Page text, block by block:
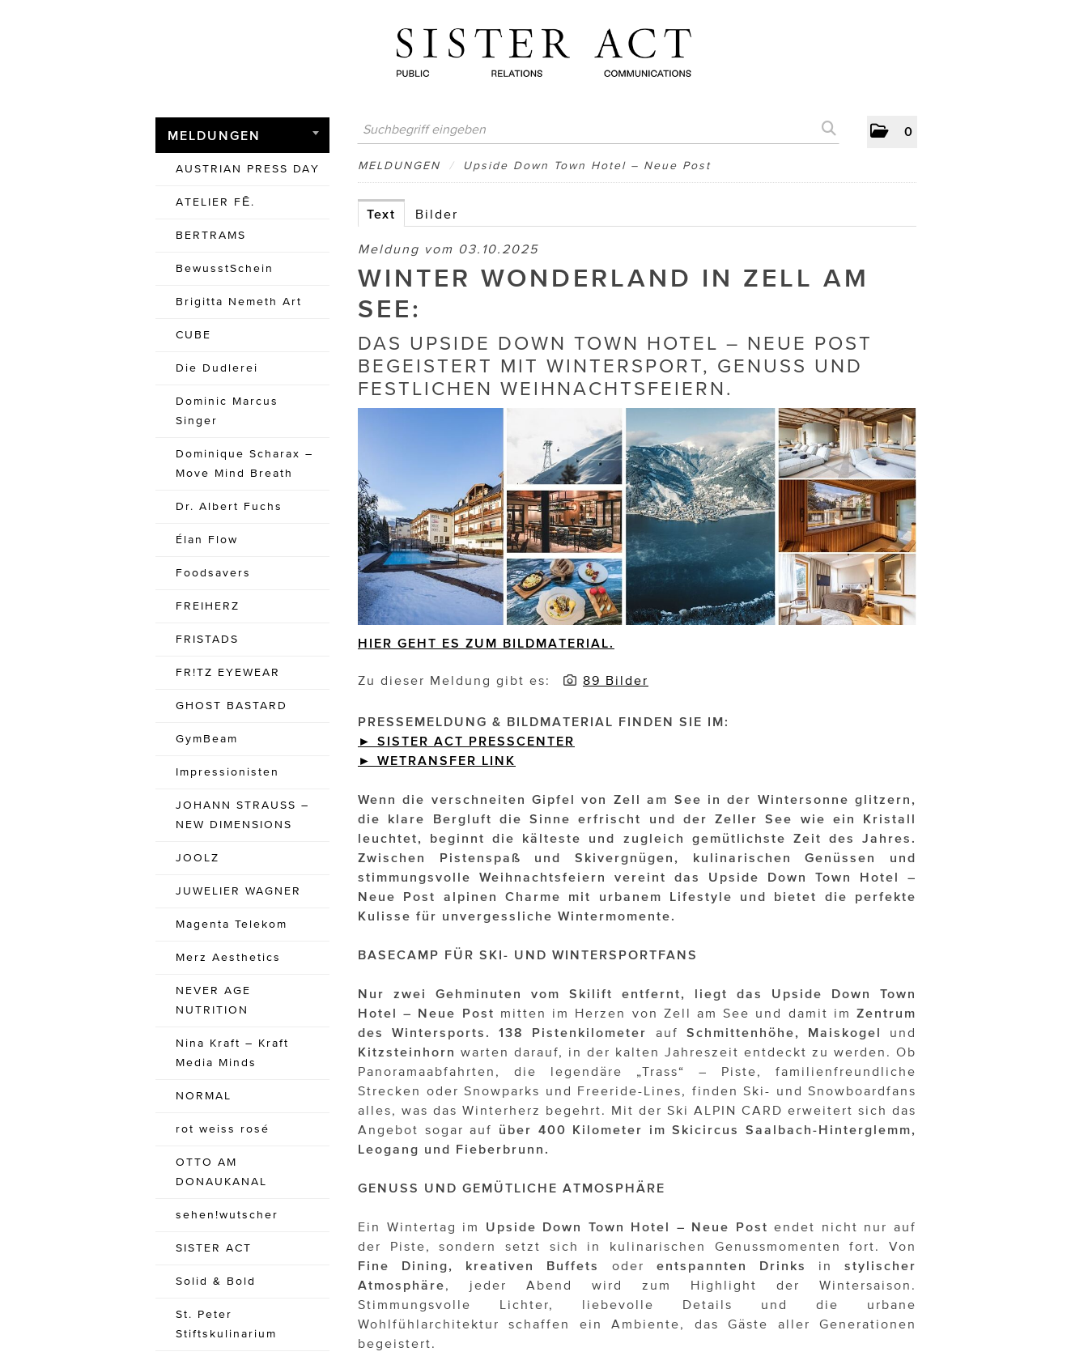
0
MELDUNGEN
AUSTRIAN PRESS DAY
ATELIER FĒ.
BERTRAMS
BewusstSchein
Brigitta Nemeth Art
CUBE
Die Dudlerei
Dominic Marcus
Singer
Dominique Scharax –
Move Mind Breath
Dr. Albert Fuchs
Élan Flow
Foodsavers
FREIHERZ
FRISTADS
FR!TZ EYEWEAR
GHOST BASTARD
GymBeam
Impressionisten
JOHANN STRAUSS –
NEW DIMENSIONS
JOOLZ
JUWELIER WAGNER
Magenta Telekom
Merz Aesthetics
NEVER AGE
NUTRITION
Nina Kraft – Kraft
Media Minds
NORMAL
rot weiss rosé
OTTO AM
DONAUKANAL
sehen!wutscher
SISTER ACT
Solid & Bold
St. Peter
Stiftskulinarium
MELDUNGEN / Upside Down Town Hotel – Neue Post
Text Bilder
Meldung vom 03.10.2025
WINTER WONDERLAND IN ZELL AM
SEE:
DAS UPSIDE DOWN TOWN HOTEL – NEUE POST
BEGEISTERT MIT WINTERSPORT, GENUSS UND
FESTLICHEN WEIHNACHTSFEIERN.
HIER GEHT ES ZUM BILDMATERIAL.
Zu dieser Meldung gibt es: 89 Bilder
PRESSEMELDUNG & BILDMATERIAL FINDEN SIE IM:
► SISTER ACT PRESSCENTER
► WETRANSFER LINK
Wenn die verschneiten Gipfel von Zell am See in der Wintersonne glitzern,
die klare Bergluft die Sinne erfrischt und der Zeller See wie ein Kristall
leuchtet, beginnt die kälteste und zugleich gemütlichste Zeit des Jahres.
Zwischen Pistenspaß und Skivergnügen, kulinarischen Genüssen und
stimmungsvolle Weihnachtsfeiern vereint das Upside Down Town Hotel –
Neue Post alpinen Charme mit urbanem Lifestyle und bietet die perfekte
Kulisse für unvergessliche Wintermomente.
BASECAMP FÜR SKI- UND WINTERSPORTFANS
Nur zwei Gehminuten vom Skilift entfernt, liegt das Upside Down Town
Hotel – Neue Post mitten im Herzen von Zell am See und damit imZentrum
des Wintersports.
138 Pistenkilometer auf Schmittenhöhe, Maiskogel
und
Kitzsteinhorn warten darauf, in der kalten Jahreszeit entdeckt zu werden. Ob
Panoramaabfahrten, die legendäre „Trass“ – Piste, familienfreundliche
Strecken oder Snowparks und Freeride-Lines, finden Ski- und Snowboardfans
alles, was das Winterherz begehrt. Mit der Ski ALPIN CARD erweitert sich das
Angebot sogar auf
über 400 Kilometer im Skicircus Saalbach-Hinterglemm,
Leogang und Fieberbrunn.
GENUSS UND GEMÜTLICHE ATMOSPHÄRE
Ein Wintertag im Upside Down Town Hotel – Neue Post endet nicht nur auf
der Piste, sondern setzt sich in kulinarischen Genussmomenten fort. Von
Fine Dining, kreativen Buffets
oder entspannten Drinks in stylischer
Atmosphäre, jeder Abend wird zum Highlight der Wintersaison.
Stimmungsvolle Lichter, liebevolle Details und die urbane
Wohlfühlarchitektur schaffen ein Ambiente, das Gäste aller Generationen
begeistert.